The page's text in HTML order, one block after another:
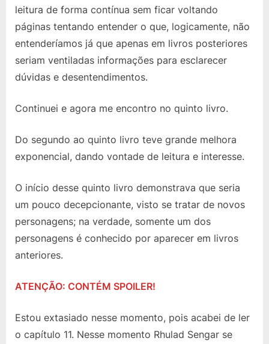
leitura de forma contínua sem ficar voltando
páginas tentando entender o que, logicamente, não
entenderíamos já que apenas em livros posteriores
seriam ventiladas informações para esclarecer
dúvidas e desentendimentos.
Continuei e agora me encontro no quinto livro.
Do segundo ao quinto livro teve grande melhora
exponencial, dando vontade de leitura e interesse.
O início desse quinto livro demonstrava que seria
um pouco decepcionante, visto se tratar de novos
personagens; na verdade, somente um dos
personagens é conhecido por aparecer em livros
anteriores.
ATENÇÃO: CONTÉM SPOILER!
Estou extasiado nesse momento, pois acabei de ler
o capítulo 11. Nesse momento Rhulad Sengar se